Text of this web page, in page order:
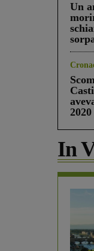
Un
2020
In